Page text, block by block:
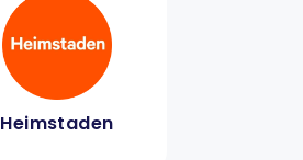
Heimstaden